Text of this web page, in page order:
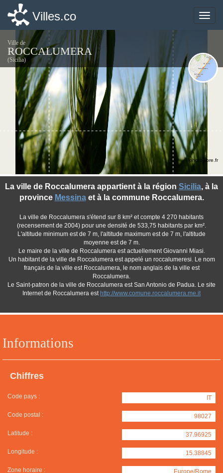
Toggle
Villes.co
Ville de
ROCCALUMERA
(Sicilia)
Informations
Chiffres
Code pays : IT
Code postal : 98027
Latitude : 37.96925
Longitude : 15.38845
Zone horaire : Europe/Rome
La ville de Roccalumera appartient à la région Sicilia, à la
province Messinaet à la commune Roccalumera.
La ville de Roccalumera s'étend sur 8 km² et compte 4 270 habitants
(recensement de 2004) pour une densité de 533,75 habitants par km².
L'altitude minimum est de 7 m, l'altitude maximum est de 7 m, l'altitude
moyenne est de 7 m.
Le maire de la ville de Roccalumera est actuellement Giovanni Miasi.
Un habitant de la ville de Roccalumera est appelé un roccalumeresi. Le nom
français de la ville est Roccalumera, le nom anglais de la ville est
Roccalumera.
Le Saint-patron de la ville de Roccalumera est San Antonio de Padua. Le site
Internet de Roccalumera est http://www.comune.roccalumera.me.it
©photo-libre.fr
Toggle
Villes.co